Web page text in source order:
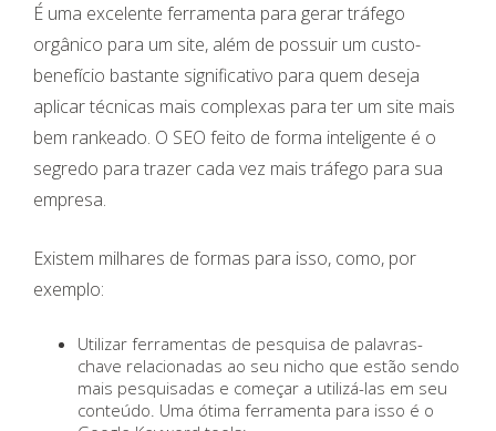
É uma excelente ferramenta para gerar tráfego
orgânico para um site, além de possuir um custo-
benefício bastante significativo para quem deseja
aplicar técnicas mais complexas para ter um site mais
bem rankeado. O SEO feito de forma inteligente é o
segredo para trazer cada vez mais tráfego para sua
empresa.
Existem milhares de formas para isso, como, por
exemplo:
Utilizar ferramentas de pesquisa de palavras-
chave relacionadas ao seu nicho que estão sendo
mais pesquisadas e começar a utilizá-las em seu
conteúdo. Uma ótima ferramenta para isso é o